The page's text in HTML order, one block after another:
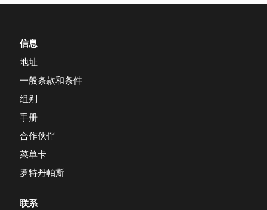
信息
地址
一般条款和条件
组别
手册
合作伙伴
菜单卡
罗特丹帕斯
联系